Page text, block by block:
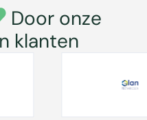
Door onze
klanten